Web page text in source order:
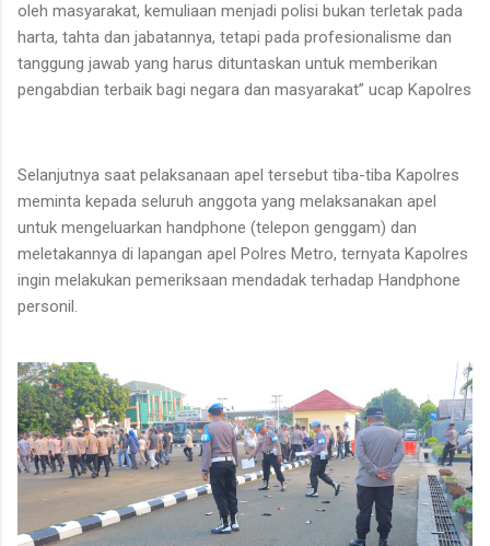
oleh masyarakat, kemuliaan menjadi polisi bukan terletak pada
harta, tahta dan jabatannya, tetapi pada profesionalisme dan
tanggung jawab yang harus dituntaskan untuk memberikan
pengabdian terbaik bagi negara dan masyarakat” ucap Kapolres
Selanjutnya saat pelaksanaan apel tersebut tiba-tiba Kapolres
meminta kepada seluruh anggota yang melaksanakan apel
untuk mengeluarkan handphone (telepon genggam) dan
meletakannya di lapangan apel Polres Metro, ternyata Kapolres
ingin melakukan pemeriksaan mendadak terhadap Handphone
personil.